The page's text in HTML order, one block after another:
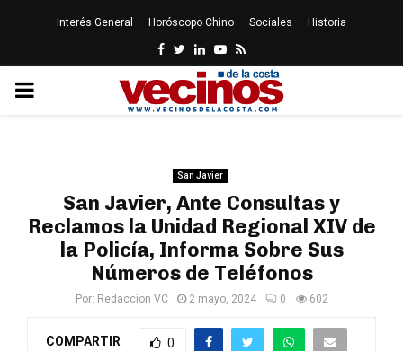
Interés General Horóscopo Chino Sociales Historia
Facebook
Twitter
LinkedinYoutube
Rss
PRIMARY
San Javier
San Javier, Ante Consultas y
Reclamos la Unidad Regional XIV de
la Policía, Informa Sobre Sus
Números de Teléfonos
Por: Redaccion VC 2 mayo, 2024 0 602
COMPARTIR 0